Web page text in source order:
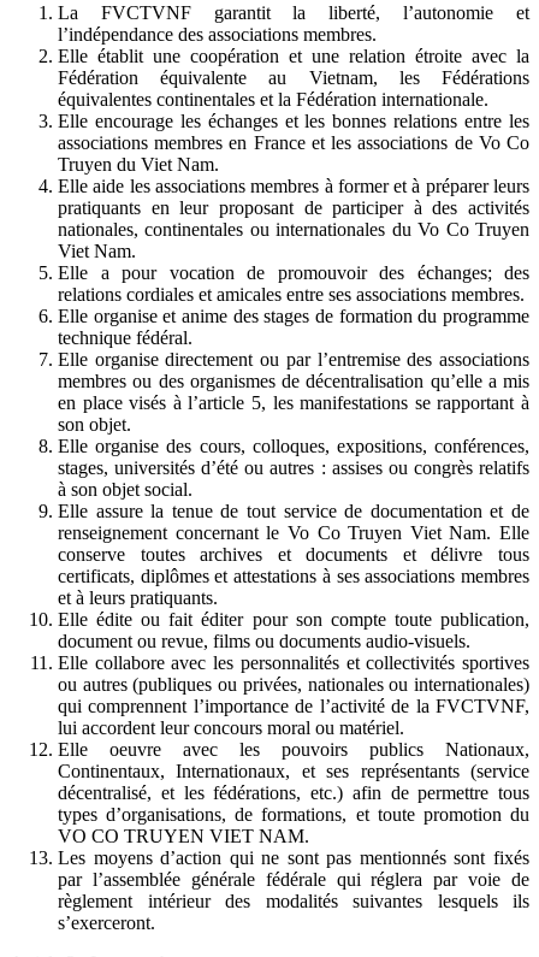
La FVCTVNF garantit la liberté, l’autonomie et
l’indépendance des associations membres.
Elle établit une coopération et une relation étroite avec la
Fédération équivalente au Vietnam, les Fédérations
équivalentes continentales et la Fédération internationale.
Elle encourage les échanges et les bonnes relations entre les
associations membres en France et les associations de Vo Co
Truyen du Viet Nam.
Elle aide les associations membres à former et à préparer leurs
pratiquants en leur proposant de participer à des activités
nationales, continentales ou internationales du Vo Co Truyen
Viet Nam.
Elle a pour vocation de promouvoir des échanges; des
relations cordiales et amicales entre ses associations membres.
Elle organise et anime des stages de formation du programme
technique fédéral.
Elle organise directement ou par l’entremise des associations
membres ou des organismes de décentralisation qu’elle a mis
en place visés à l’article 5, les manifestations se rapportant à
son objet.
Elle organise des cours, colloques, expositions, conférences,
stages, universités d’été ou autres : assises ou congrès relatifs
à son objet social.
Elle assure la tenue de tout service de documentation et de
renseignement concernant le Vo Co Truyen Viet Nam. Elle
conserve toutes archives et documents et délivre tous
certificats, diplômes et attestations à ses associations membres
et à leurs pratiquants.
Elle édite ou fait éditer pour son compte toute publication,
document ou revue, films ou documents audio-visuels.
Elle collabore avec les personnalités et collectivités sportives
ou autres (publiques ou privées, nationales ou internationales)
qui comprennent l’importance de l’activité de la FVCTVNF,
lui accordent leur concours moral ou matériel.
Elle oeuvre avec les pouvoirs publics Nationaux,
Continentaux, Internationaux, et ses représentants (service
décentralisé, et les fédérations, etc.) afin de permettre tous
types d’organisations, de formations, et toute promotion du
VO CO TRUYEN VIET NAM.
Les moyens d’action qui ne sont pas mentionnés sont fixés
par l’assemblée générale fédérale qui réglera par voie de
règlement intérieur des modalités suivantes lesquels ils
s’exerceront.